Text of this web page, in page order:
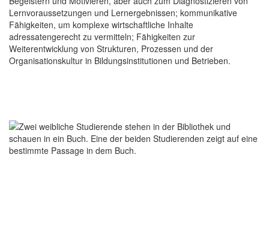
Lernvoraussetzungen und Lernergebnissen; kommunikative
Fähigkeiten, um komplexe wirtschaftliche Inhalte
adressatengerecht zu vermitteln; Fähigkeiten zur
Weiterentwicklung von Strukturen, Prozessen und der
Organisationskultur in Bildungsinstitutionen und Betrieben.